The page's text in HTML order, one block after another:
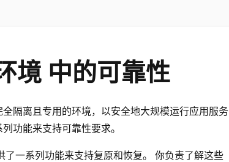
境 中的可靠性
隔离且专用的环境，以安全地大规模运行应用服务
功能来支持可靠性要求。
了一系列功能来支持复原和恢复。 你负责了解这些